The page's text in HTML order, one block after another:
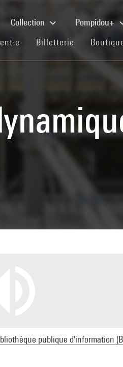
Collection Pompidou+
(current)
Billetterie (current)
publique d'information